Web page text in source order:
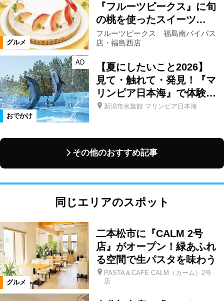
グルメ
『フルーツピークス』に旬
の桃を使ったスイーツ…
フルーツピークス 福島南バイパス
店・福島西店
おでかけ
AD
【夏にしたいこと2026】
見て・触れて・発見！『マ
リンピア日本海』で体験…
新潟市水族館 マリンピア日本海
その他のおすすめ記事
同じエリアのスポット
グルメ
二本松市に『CALM 2号
店』がオープン！緑あふれ
る空間で生パスタを味わう
PASTA＆CAFE CALM（カーム）2号
店